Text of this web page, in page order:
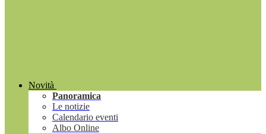
Novità
Panoramica
Le notizie
Calendario eventi
Albo Online